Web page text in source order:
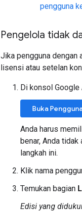
pengguna
Pengelola tidak
Jika pengguna dengan
lisensi atau setelan
Di konsol Google
Buka
Anda harus
benar, Anda
langkah ini.
Klik nama
Temukan bagian
Edisi yang